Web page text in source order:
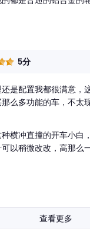
5分
是配置我都很满意
么多功能的车，不太
横冲直撞的开车小
以稍微改改，高那么
查看更多